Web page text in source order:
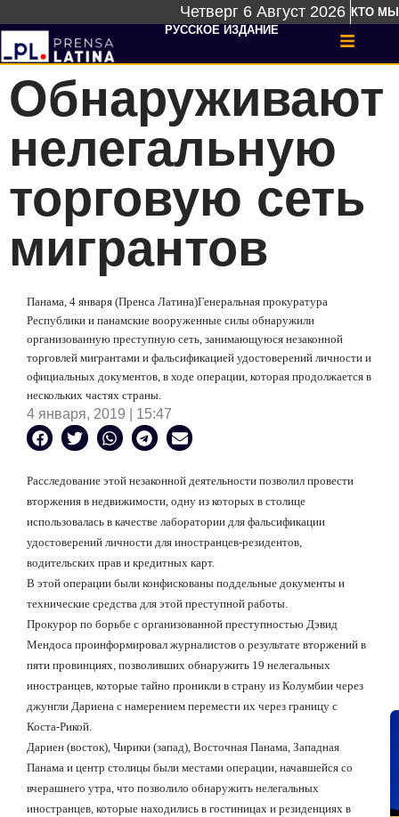
Четверг 6 Август 2026 КТО МЫ
РУССКОЕ ИЗДАНИЕ
Обнаруживают
нелегальную
торговую сеть
мигрантов
Панама, 4 января (Пренса Латина)Генеральная прокуратура
Республики и панамские вооруженные силы обнаружили
организованную преступную сеть, занимающуюся незаконной
торговлей мигрантами и фальсификацией удостоверений личности и
официальных документов, в ходе операции, которая продолжается в
нескольких частях страны.
4 января, 2019 | 15:47
Расследование этой незаконной деятельности позволил провести
вторжения в недвижимости, одну из которых в столице
использовалась в качестве лаборатории для фальсификации
удостоверений личности для иностранцев-резидентов,
водительских прав и кредитных карт.
В этой операции были конфискованы поддельные документы и
технические средства для этой преступной работы.
Прокурор по борьбе с организованной преступностью Дэвид
Мендоса проинформировал журналистов о результате вторжений в
пяти провинциях, позволивших обнаружить 19 нелегальных
иностранцев, которые тайно проникли в страну из Колумбии через
джунгли Дариена с намерением перемести их через границу с
Коста-Рикой.
Дариен (восток), Чирики (запад), Восточная Панама, Западная
Панама и центр столицы были местами операции, начавшейся со
вчерашнего утра, что позволило обнаружить нелегальных
иностранцев, которые находились в гостиницах и резиденциях в